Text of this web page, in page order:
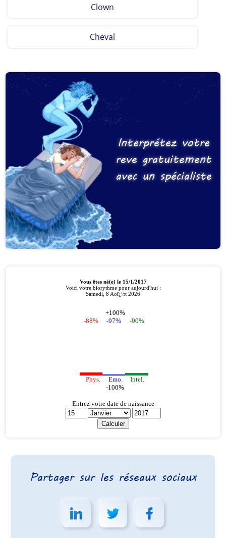
Clown
Cheval
Interprétez votre
reve gratuitement
avec un spécialiste
Partager sur les réseaux sociaux